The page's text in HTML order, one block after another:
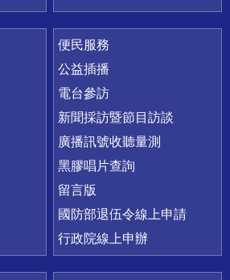
便民服務
公益插播
電台參訪
新聞採訪暨節目訪談
廣播訊號收聽量測
黑膠唱片查詢
留言版
國防部退伍令線上申請
行政院線上申辦